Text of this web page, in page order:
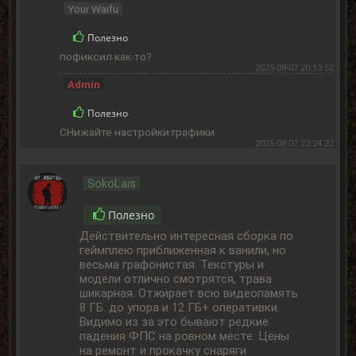
Your Waifu
Полезно
пофиксил как-то?
2025-08-07 20:13:52
Admin
Полезно
СНижайте настройки графики
2025-08-07 22:24:22
SokoLais
Полезно
Действительно интересная сборка по
геймплею приближенная к ванили, но
весьма графонистая. Текстуры и
модели отлично смотрятся, трава
шикарная. Отжирает всю видеопамять
8 ГБ. до упора и 12 ГБ+ оперативки.
Видимо из за это бывают редкие
падения ФПС на ровном месте. Цены
на ремонт и прокачку снаряги